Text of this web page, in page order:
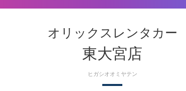
オリックスレンタカー
東大宮店
ヒガシオオミヤテン